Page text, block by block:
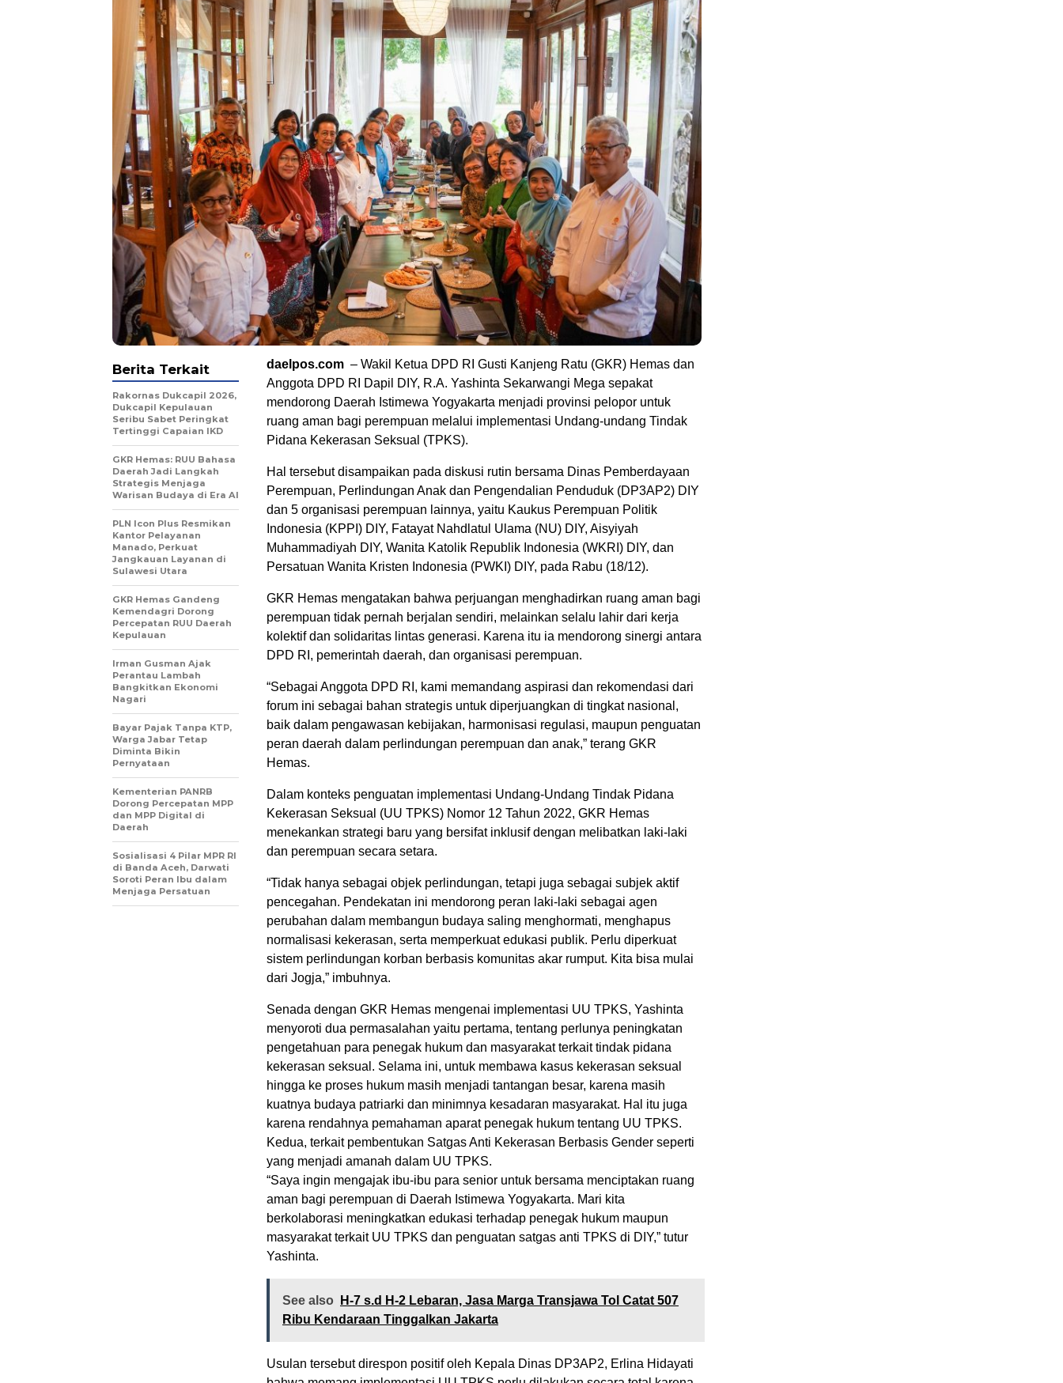
daelpos.com – Wakil Ketua DPD RI Gusti Kanjeng Ratu (GKR) Hemas dan
Anggota DPD RI Dapil DIY, R.A. Yashinta Sekarwangi Mega sepakat
mendorong Daerah Istimewa Yogyakarta menjadi provinsi pelopor untuk
ruang aman bagi perempuan melalui implementasi Undang-undang Tindak
Pidana Kekerasan Seksual (TPKS).
Hal tersebut disampaikan pada diskusi rutin bersama Dinas Pemberdayaan
Perempuan, Perlindungan Anak dan Pengendalian Penduduk (DP3AP2) DIY
dan 5 organisasi perempuan lainnya, yaitu Kaukus Perempuan Politik
Indonesia (KPPI) DIY, Fatayat Nahdlatul Ulama (NU) DIY, Aisyiyah
Muhammadiyah DIY, Wanita Katolik Republik Indonesia (WKRI) DIY, dan
Persatuan Wanita Kristen Indonesia (PWKI) DIY, pada Rabu (18/12).
GKR Hemas mengatakan bahwa perjuangan menghadirkan ruang aman bagi
perempuan tidak pernah berjalan sendiri, melainkan selalu lahir dari kerja
kolektif dan solidaritas lintas generasi. Karena itu ia mendorong sinergi antara
DPD RI, pemerintah daerah, dan organisasi perempuan.
“Sebagai Anggota DPD RI, kami memandang aspirasi dan rekomendasi dari
forum ini sebagai bahan strategis untuk diperjuangkan di tingkat nasional,
baik dalam pengawasan kebijakan, harmonisasi regulasi, maupun penguatan
peran daerah dalam perlindungan perempuan dan anak,” terang GKR
Hemas.
Dalam konteks penguatan implementasi Undang-Undang Tindak Pidana
Kekerasan Seksual (UU TPKS) Nomor 12 Tahun 2022, GKR Hemas
menekankan strategi baru yang bersifat inklusif dengan melibatkan laki-laki
dan perempuan secara setara.
“Tidak hanya sebagai objek perlindungan, tetapi juga sebagai subjek aktif
pencegahan. Pendekatan ini mendorong peran laki-laki sebagai agen
perubahan dalam membangun budaya saling menghormati, menghapus
normalisasi kekerasan, serta memperkuat edukasi publik. Perlu diperkuat
sistem perlindungan korban berbasis komunitas akar rumput. Kita bisa mulai
dari Jogja,” imbuhnya.
Senada dengan GKR Hemas mengenai implementasi UU TPKS, Yashinta
menyoroti dua permasalahan yaitu pertama, tentang perlunya peningkatan
pengetahuan para penegak hukum dan masyarakat terkait tindak pidana
kekerasan seksual. Selama ini, untuk membawa kasus kekerasan seksual
hingga ke proses hukum masih menjadi tantangan besar, karena masih
kuatnya budaya patriarki dan minimnya kesadaran masyarakat. Hal itu juga
karena rendahnya pemahaman aparat penegak hukum tentang UU TPKS.
Kedua, terkait pembentukan Satgas Anti Kekerasan Berbasis Gender seperti
yang menjadi amanah dalam UU TPKS.
“Saya ingin mengajak ibu-ibu para senior untuk bersama menciptakan ruang
aman bagi perempuan di Daerah Istimewa Yogyakarta. Mari kita
berkolaborasi meningkatkan edukasi terhadap penegak hukum maupun
masyarakat terkait UU TPKS dan penguatan satgas anti TPKS di DIY,” tutur
Yashinta.
See also
H-7 s.d H-2 Lebaran, Jasa Marga Transjawa Tol Catat 507
Ribu Kendaraan Tinggalkan Jakarta
Usulan tersebut direspon positif oleh Kepala Dinas DP3AP2, Erlina Hidayati
Berita Terkait
Rakornas Dukcapil 2026,
Dukcapil Kepulauan
Seribu Sabet Peringkat
Tertinggi Capaian IKD
GKR Hemas: RUU Bahasa
Daerah Jadi Langkah
Strategis Menjaga
Warisan Budaya di Era AI
PLN Icon Plus Resmikan
Kantor Pelayanan
Manado, Perkuat
Jangkauan Layanan di
Sulawesi Utara
GKR Hemas Gandeng
Kemendagri Dorong
Percepatan RUU Daerah
Kepulauan
Irman Gusman Ajak
Perantau Lambah
Bangkitkan Ekonomi
Nagari
Bayar Pajak Tanpa KTP,
Warga Jabar Tetap
Diminta Bikin
Pernyataan
Kementerian PANRB
Dorong Percepatan MPP
dan MPP Digital di
Daerah
Sosialisasi 4 Pilar MPR RI
di Banda Aceh, Darwati
Soroti Peran Ibu dalam
Menjaga Persatuan